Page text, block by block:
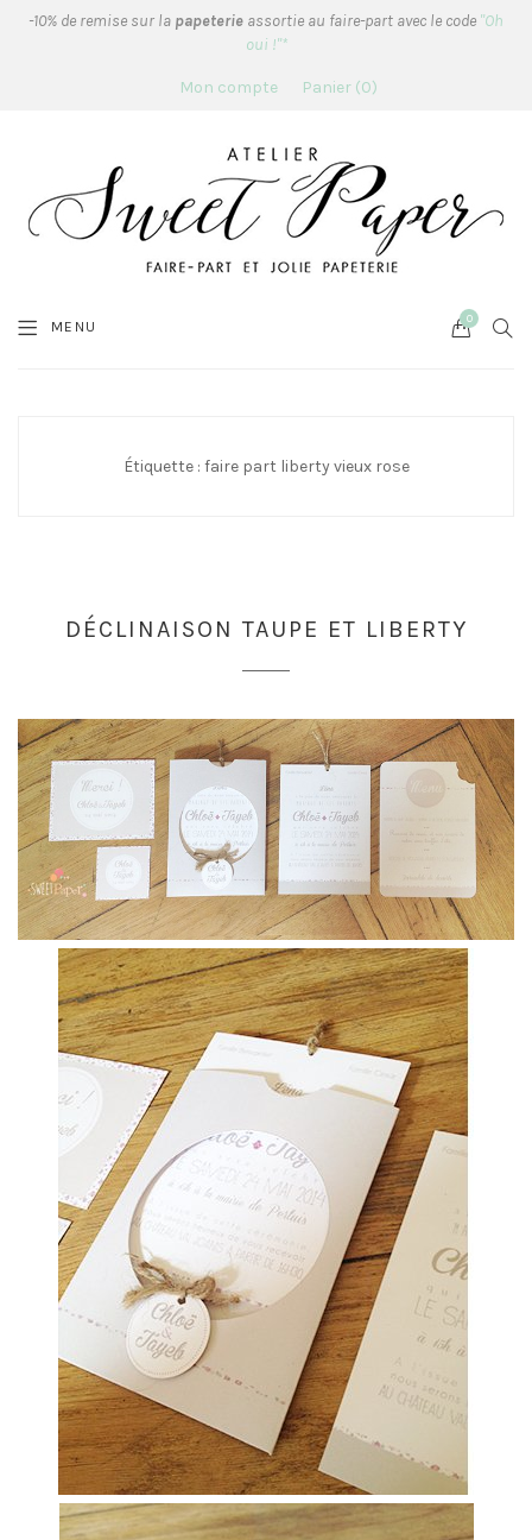
-10% de remise sur la papeterie assortie au faire-part avec le code "Oh
oui !"*
Mon compte Panier 0
MENU Cart
0
Étiquette : faire part liberty vieux rose
DÉCLINAISON TAUPE ET LIBERTY